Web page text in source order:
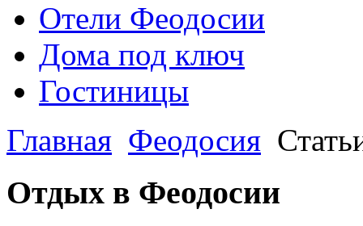
Отели Феодосии
Дома под ключ
Гостиницы
Главная Феодосия
Отдых в Феодосии